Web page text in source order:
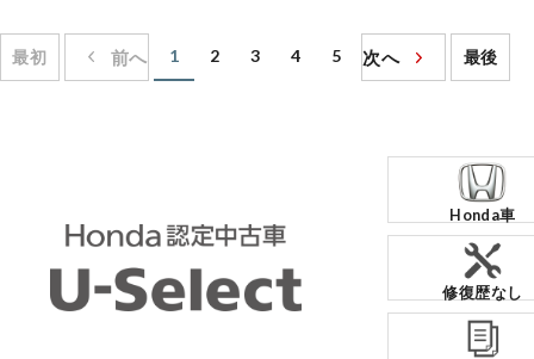
最初 前へ 1 2 3 4 5 次へ 最後
Honda車
修復歴なし